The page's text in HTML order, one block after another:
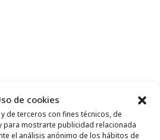
de cookies
de terceros con fines técnicos, de
para mostrarte publicidad relacionada
el análisis anónimo de los hábitos de